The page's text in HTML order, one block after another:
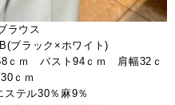
ラウス
ブラック×ホワイト)
ｃｍ バスト94ｃｍ 肩幅32ｃ
ｃｍ
テル30％麻9％